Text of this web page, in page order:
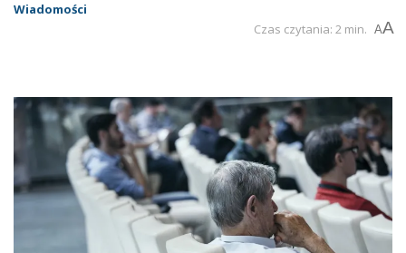
Wiadomości
Czas czytania: 2 min. AA